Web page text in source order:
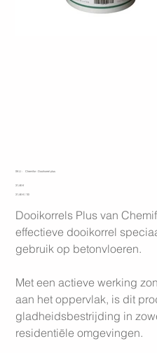
SKU :
SKU
Dooikorrel
Chemifor - Dooikorrel plus
Prix
31,46 €
31,46 €
10
Litres
31,46 € / 10l
Dooikorrels Plus van
effectieve dooikorrel
gebruik op betonvloeren.
Met een actieve werking
aan het oppervlak, is dit
gladheidsbestrijding in
residentiële omgevingen.